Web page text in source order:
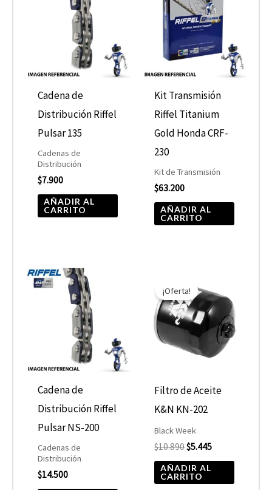
Cadena de
Distribución Riffel
Pulsar 135
Cadenas de
Distribución
$7.900
AÑADIR AL
CARRITO
Kit Transmisión
Riffel Titanium
Gold Honda CRF-
230
Kit de Transmisión
$63.200
AÑADIR AL
CARRITO
Cadena de
Distribución Riffel
Pulsar NS-200
Cadenas de
Distribución
$14.500
¡Oferta!
Filtro de Aceite
K&N KN-202
Black Week
$10.890
precio
original
era:
$10.890.
$5.445
actual
es:
$5.445.
AÑADIR AL
CARRITO